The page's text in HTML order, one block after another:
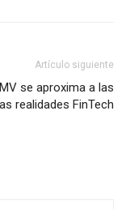
Artículo siguiente
se aproxima a las
realidades FinTech